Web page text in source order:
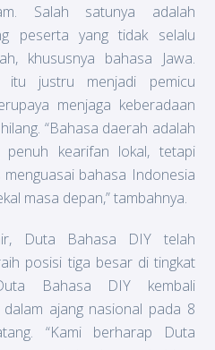
Salah satunya adalah
peserta yang tidak selalu
khususnya bahasa Jawa.
itu justru menjadi pemicu
menjaga keberadaan
“Bahasa daerah adalah
kearifan lokal, tetapi
bahasa Indonesia
masa depan,” tambahnya.
Duta Bahasa DIY telah
posisi tiga besar di tingkat
Bahasa DIY kembali
ajang nasional pada 8
“Kami berharap Duta